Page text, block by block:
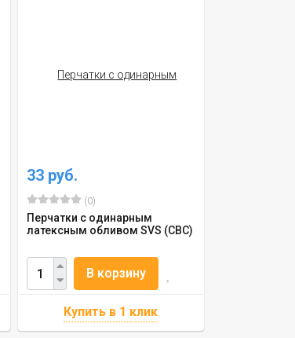
33 руб.
(0)
Перчатки с одинарным
латексным обливом SVS (СВС)
В корзину